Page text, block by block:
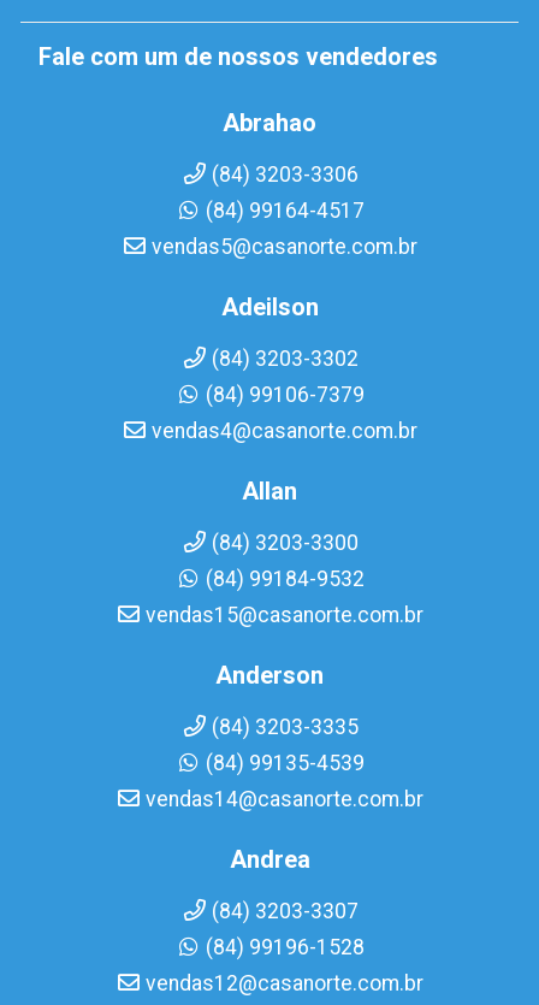
Fale com um de nossos vendedores
Abrahao
(84) 3203-3306
(84) 99164-4517
vendas5@casanorte.com.br
Adeilson
(84) 3203-3302
(84) 99106-7379
vendas4@casanorte.com.br
Allan
(84) 3203-3300
(84) 99184-9532
vendas15@casanorte.com.br
Anderson
(84) 3203-3335
(84) 99135-4539
vendas14@casanorte.com.br
Andrea
(84) 3203-3307
(84) 99196-1528
vendas12@casanorte.com.br